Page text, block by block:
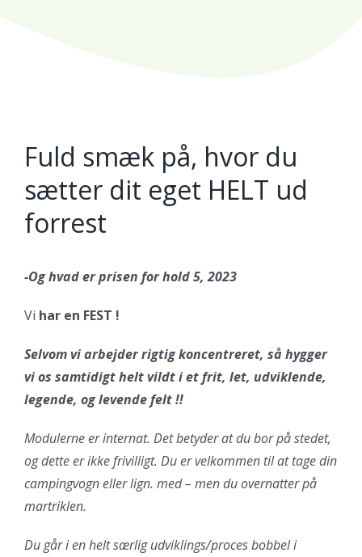
Fuld smæk på, hvor du
sætter dit eget HELT ud
forrest
-Og hvad er prisen for hold 5, 2023
Vi har en FEST !
Selvom vi arbejder rigtig koncentreret, så hygger
vi os samtidigt helt vildt i et frit, let, udviklende,
legende, og levende felt !!
Modulerne er internat. Det betyder at du bor på stedet,
og dette er ikke frivilligt. Du er velkommen til at tage din
campingvogn eller lign. med – men du overnatter på
martriklen.
Du går i en helt særlig udviklings/proces bobbel i